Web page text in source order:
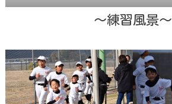
～練習風景～